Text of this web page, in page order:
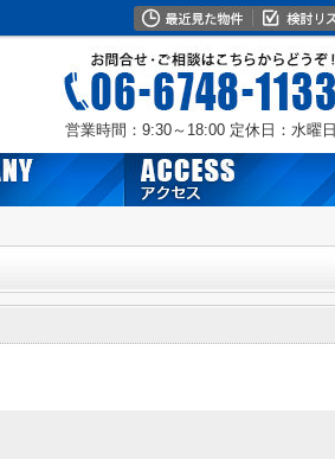
営業時間：9:30～18:00 定休日：水曜日